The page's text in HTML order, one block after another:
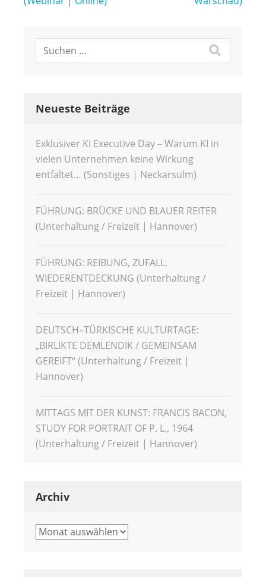
Neueste Beiträge
Exklusiver KI Executive Day – Warum KI in
vielen Unternehmen keine Wirkung
entfaltet… (Sonstiges | Neckarsulm)
FÜHRUNG: BRÜCKE UND BLAUER REITER
(Unterhaltung / Freizeit | Hannover)
FÜHRUNG: REIBUNG, ZUFALL,
WIEDERENTDECKUNG (Unterhaltung /
Freizeit | Hannover)
DEUTSCH–TÜRKISCHE KULTURTAGE:
„BIRLIKTE DEMLENDIK / GEMEINSAM
GEREIFT“ (Unterhaltung / Freizeit |
Hannover)
MITTAGS MIT DER KUNST: FRANCIS BACON,
STUDY FOR PORTRAIT OF P. L., 1964
(Unterhaltung / Freizeit | Hannover)
Archiv
Archiv